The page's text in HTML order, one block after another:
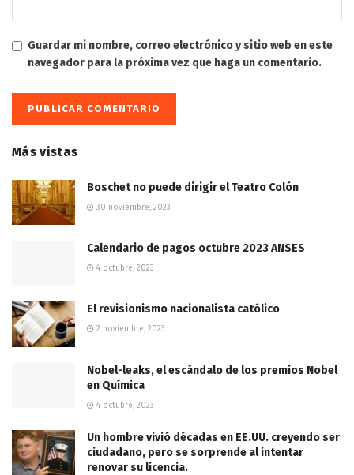
Guardar mi nombre, correo electrónico y sitio web en este
navegador para la próxima vez que haga un comentario.
Más vistas
Boschet no puede dirigir el Teatro Colón
30 noviembre, 2023
Calendario de pagos octubre 2023 ANSES
4 octubre, 2023
El revisionismo nacionalista católico
2 noviembre, 2023
Nobel-leaks, el escándalo de los premios Nobel
en Química
4 octubre, 2023
Un hombre vivió décadas en EE.UU. creyendo ser
ciudadano, pero se sorprende al intentar
renovar su licencia.